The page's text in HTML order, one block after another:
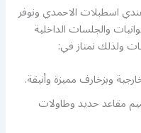
اسطبلات الاحمدي ونوفر
والجلسات الداخلية
ولذلك نمتاز في:
وبزخارف مميزة وأنيقة.
مقاعد حديد وطاولات